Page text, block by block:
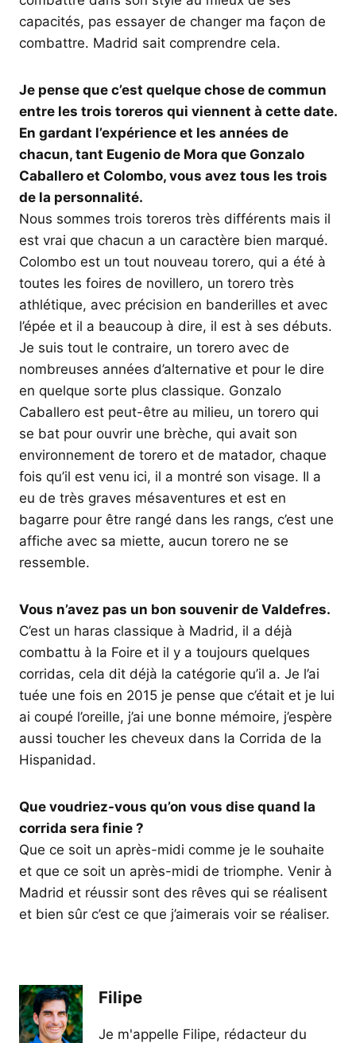
capacités, pas essayer de changer ma façon de
combattre. Madrid sait comprendre cela.
Je pense que c’est quelque chose de commun
entre les trois toreros qui viennent à cette date.
En gardant l’expérience et les années de
chacun, tant Eugenio de Mora que Gonzalo
Caballero et Colombo, vous avez tous les trois
de la personnalité.
Nous sommes trois toreros très différents mais il
est vrai que chacun a un caractère bien marqué.
Colombo est un tout nouveau torero, qui a été à
toutes les foires de novillero, un torero très
athlétique, avec précision en banderilles et avec
l’épée et il a beaucoup à dire, il est à ses débuts.
Je suis tout le contraire, un torero avec de
nombreuses années d’alternative et pour le dire
en quelque sorte plus classique. Gonzalo
Caballero est peut-être au milieu, un torero qui
se bat pour ouvrir une brèche, qui avait son
environnement de torero et de matador, chaque
fois qu’il est venu ici, il a montré son visage. Il a
eu de très graves mésaventures et est en
bagarre pour être rangé dans les rangs, c’est une
affiche avec sa miette, aucun torero ne se
ressemble.
Vous n’avez pas un bon souvenir de Valdefres.
C’est un haras classique à Madrid, il a déjà
combattu à la Foire et il y a toujours quelques
corridas, cela dit déjà la catégorie qu’il a. Je l’ai
tuée une fois en 2015 je pense que c’était et je lui
ai coupé l’oreille, j’ai une bonne mémoire, j’espère
aussi toucher les cheveux dans la Corrida de la
Hispanidad.
Que voudriez-vous qu’on vous dise quand la
corrida sera finie ?
Que ce soit un après-midi comme je le souhaite
et que ce soit un après-midi de triomphe. Venir à
Madrid et réussir sont des rêves qui se réalisent
et bien sûr c’est ce que j’aimerais voir se réaliser.
Filipe
Je m'appelle Filipe, rédacteur du